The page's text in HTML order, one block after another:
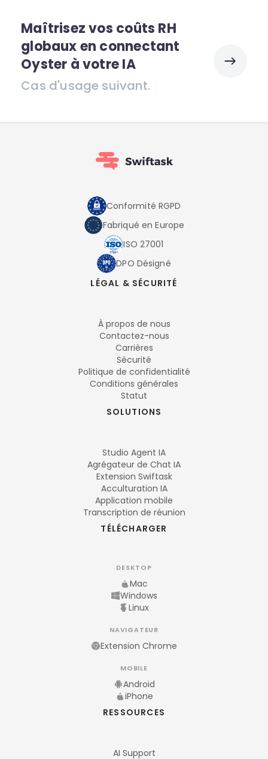
Maîtrisez vos coûts RH
globaux en connectant
Oyster à votre IA
Cas d'usage suivant.
Conformité RGPD
Fabriqué en Europe
ISO 27001
DPO Désigné
LÉGAL & SÉCURITÉ
À propos de nous
Contactez-nous
Carrières
Sécurité
Politique de confidentialité
Conditions générales
Statut
SOLUTIONS
Studio Agent IA
Agrégateur de Chat IA
Extension Swiftask
Acculturation IA
Application mobile
Transcription de réunion
TÉLÉCHARGER
DESKTOP
Mac
Windows
Linux
NAVIGATEUR
Extension Chrome
MOBILE
Android
iPhone
RESSOURCES
AI Support